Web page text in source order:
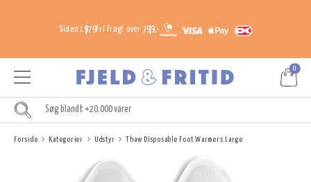
Siden 1979Fri fragt over 799,-
0
Forside Kategorier Udstyr Thaw Disposable Foot Warmers Large